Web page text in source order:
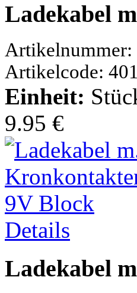
Ladekabel
Artikelnummer:
Artikelcode:
Einheit:
9.95 €
Details
Ladekabel